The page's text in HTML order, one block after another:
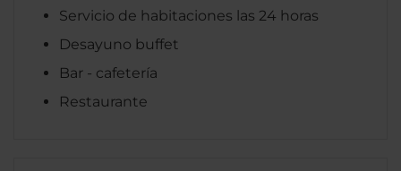
Servicio de habitaciones las 24 horas
Desayuno buffet
Bar - cafetería
Restaurante